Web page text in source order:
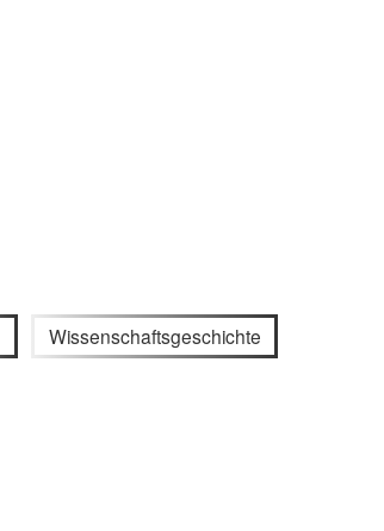
Wissenschaftsgeschichte